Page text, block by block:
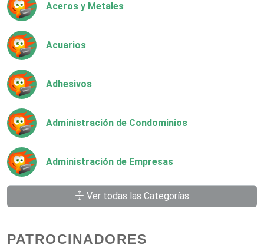
Aceros y Metales
Acuarios
Adhesivos
Administración de Condominios
Administración de Empresas
Agencias Aduanales
Agencias de Autos
Ver todas las Categorías
PATROCINADORES